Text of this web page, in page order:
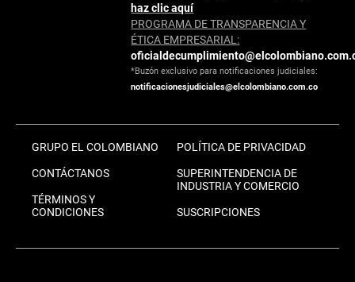
haz clic aquí
PROGRAMA DE TRANSPARENCIA Y
ÉTICA EMPRESARIAL:
*Buzón exclusivo para notificaciones judiciales:
notificacionesjudiciales@elcolombiano.com.co
GRUPO EL COLOMBIANO
CONTÁCTANOS
TÉRMINOS Y
CONDICIONES
POLÍTICA DE PRIVACIDAD
SUPERINTENDENCIA DE
INDUSTRIA Y COMERCIO
SUSCRIPCIONES